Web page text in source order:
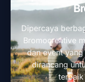
Dipercaya
Bromocreative
dan event
dirancang